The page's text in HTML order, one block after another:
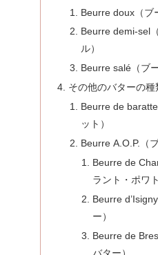
Beurre doux（ブ
Beurre demi-sel
ル）
Beurre salé（ブ
その他のバターの種
Beurre de
ット）
Beurre A.O.P.（
Beurre de
ラント・ポワ
Beurre
ー）
Beurre de
バター）